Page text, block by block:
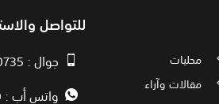
محليات
مقالات وآراء
للتواصل
جوال : 00970593010735
واتس أب : 00972592034000